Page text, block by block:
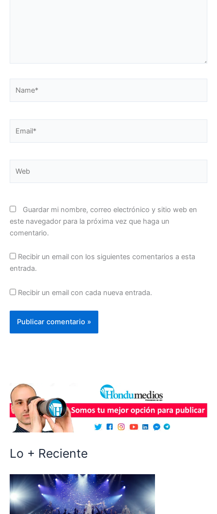
Guardar mi nombre, correo electrónico y sitio web en
este navegador para la próxima vez que haga un
comentario.
Recibir un email con los siguientes comentarios a esta
entrada.
Recibir un email con cada nueva entrada.
Lo + Reciente